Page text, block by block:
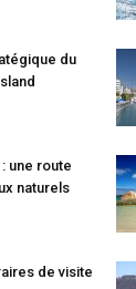
du
: une route
naturels
de visite